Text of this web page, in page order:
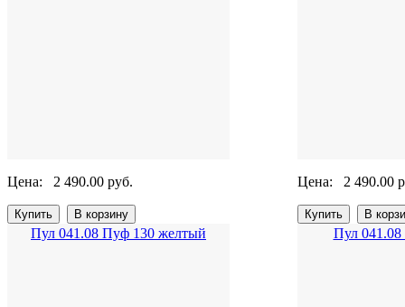
Цена: 2 490.00 руб. Цена: 2 490.00
Пул 041.08 Пуф 130 желтый Пул